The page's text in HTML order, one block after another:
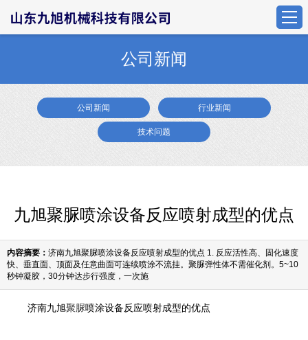
公司新闻
公司新闻 行业新闻
技术问题
九旭聚脲喷涂设备反应喷射成型的优点
内容摘要： 济南九旭聚脲喷涂设备反应喷射成型的优点 1. 反应活性高、固化速度
快、垂直面、顶面及任意曲面可连续喷涂不流挂。聚脲弹性体不需催化剂。5~10
秒钟凝胶，30分钟达步行强度，一次施
济南九旭聚脲喷涂设备反应喷射成型的优点